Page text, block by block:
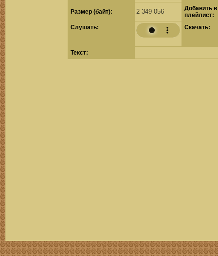
Размер (байт): 2 349 056
Добавить в
плейлист:
Cлушать:
Скачать:
Текст:
скачать mp3 бесплатно мп3,Россия,патриот,сохранение традиций,великая страна,история,тексты песен, описание песен, удобный каталог mp3 фольклора